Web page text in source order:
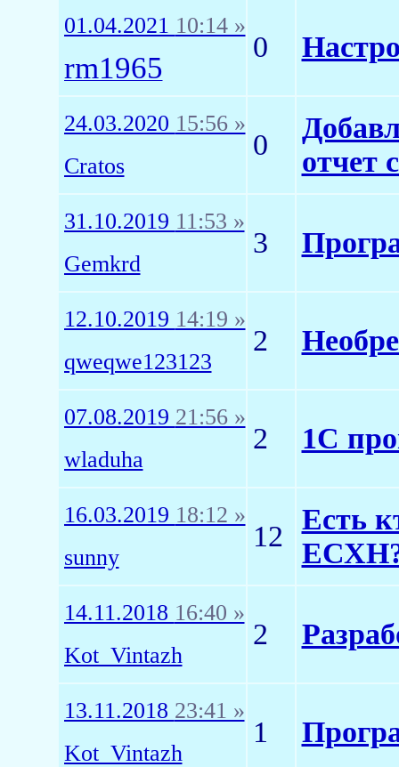
01.04.2021 10:14 »
rm1965
0
24.03.2020 15:56 »
Cratos
0
отчет
31.10.2019 11:53 »
Gemkrd
3
12.10.2019 14:19 »
qweqwe123123
2
07.08.2019 21:56 »
wladuha
2 1С
16.03.2019 18:12 »
sunny
12
Есть
14.11.2018 16:40 »
Kot_Vintazh
2
13.11.2018 23:41 »
Kot_Vintazh
1